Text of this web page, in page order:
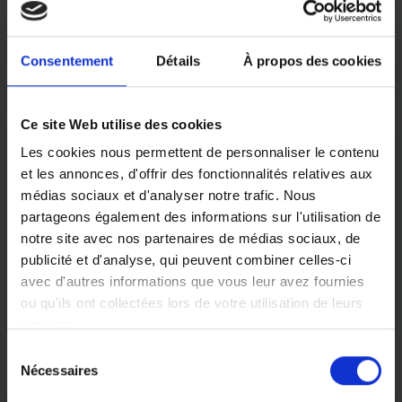
Consentement Détails À propos des cookies
Ce site Web utilise des cookies
Les cookies nous permettent de personnaliser le contenu
et les annonces, d'offrir des fonctionnalités relatives aux
médias sociaux et d'analyser notre trafic. Nous
partageons également des informations sur l'utilisation de
notre site avec nos partenaires de médias sociaux, de
publicité et d'analyse, qui peuvent combiner celles-ci
avec d'autres informations que vous leur avez fournies
ou qu'ils ont collectées lors de votre utilisation de leurs
Vous pouvez librement donner, refuser ou retirer votre
consentement en sélectionnant les finalités ci-dessous.
Nécessaires
personnes en perte d'autonomie, ADHAP
avec une mise en place rapide.
Lorsqu’une personne âgée ne peut plus
accomplir seule les actes simples de la vie
quotidienne (se lever, s’habiller, préparer ses
repas…), elle peut recourir à une auxiliaire de
vie. Les équipes ADHAP vous
accompagnent au quotidien.